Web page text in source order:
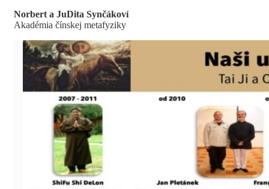
Norbert a JuDita Synčákoví
Akadémia čínskej metafyziky